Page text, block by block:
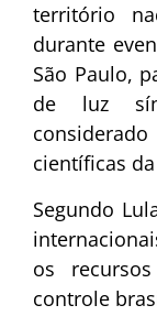
território
durante
São Paulo,
de luz
científicas
Segundo
os
controle